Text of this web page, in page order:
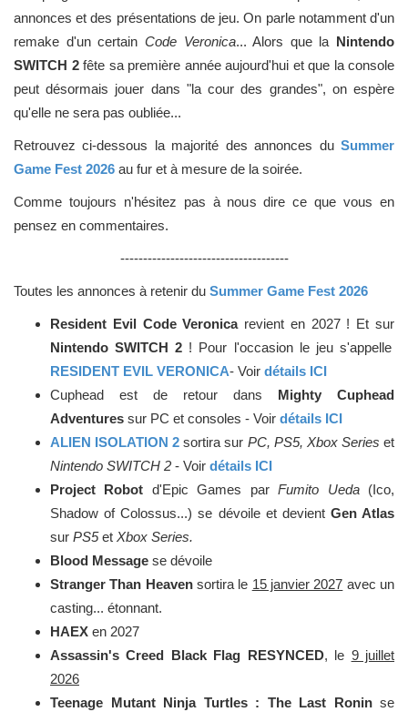
annonces et des présentations de jeu. On parle notamment d'un
remake d'un certain Code Veronica... Alors que la Nintendo
SWITCH 2 fête sa première année aujourd'hui et que la console
peut désormais jouer dans "la cour des grandes", on espère
qu'elle ne sera pas oubliée...
Retrouvez ci-dessous la majorité des annonces du Summer
Game Fest 2026 au fur et à mesure de la soirée.
Comme toujours n'hésitez pas à nous dire ce que vous en
pensez en commentaires.
-------------------------------------
Toutes les annonces à retenir du Summer Game Fest 2026
Resident Evil Code Veronica revient en 2027 ! Et sur
Nintendo SWITCH 2 ! Pour l'occasion le jeu s'appelle
RESIDENT EVIL VERONICA- Voir détails ICI
Cuphead est de retour dans Mighty Cuphead
Adventures sur PC et consoles - Voir détails ICI
ALIEN ISOLATION 2 sortira sur PC, PS5, Xbox Serieset
Nintendo SWITCH 2 - Voir détails ICI
Project Robot d'Epic Games parFumito Ueda (Ico,
Shadow of Colossus...) se dévoile et devient Gen Atlas
sur PS5et Xbox Series.
Blood Message se dévoile
Stranger Than Heavensortira le 15 janvier 2027 avec un
casting... étonnant.
HAEX en 2027
Assassin's Creed Black Flag RESYNCED, le 9 juillet
2026
Teenage Mutant Ninja Turtles : The Last Roninse